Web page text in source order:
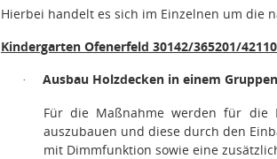
Hierbei handelt es sich im Einzelnen um die
Kindergarten Ofenerfeld 30142/365201/
·
Ausbau Holzdecken in einem
Für die Maßnahme werden für die
auszubauen und diese durch den
mit Dimmfunktion sowie eine